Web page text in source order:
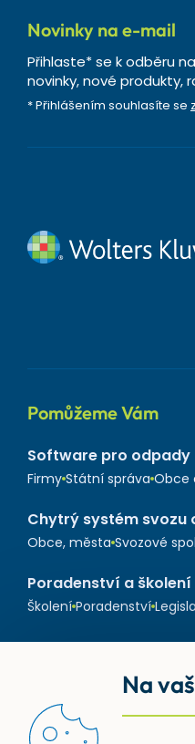
Novinky na e-mail
Přihlaste* se k odběru
novinky, nové produkty,
* Přihlášením souhlasíte se
Pomůžeme Vám
Software pro odpady
Firmy Státní správa Obce
Chytrý systém svozu
Obce, města Svozové
Poradenství a školení
Školení Poradenství
Na